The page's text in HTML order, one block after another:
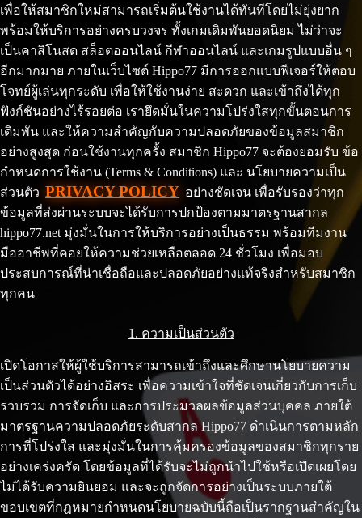
เพื่อให้สมาชิกใหม่สามารถเริ่มต้นใช้งานได้ทันทีโดยไม่ยุ่งยาก
พร้อมให้บริการอย่างครบวงจร ทั้งเกมเดิมพันยอดนิยม ไม่ว่าจะ
เป็นคาสิโนสด สล็อตออนไลน์ กีฬาออนไลน์ และเกมรูปแบบอื่น ๆ
อีกมากมาย ภายในเว็บไซต์ Hippo77 มีการออกแบบฟีเจอร์ให้ตอบ
โจทย์ผู้เล่นทุกระดับ เพื่อให้ใช้งานง่าย สะดวก และเข้าถึงได้ทุก
ฟังก์ชันอย่างไร้รอยต่อ เรายึดมั่นในความโปร่งใสทุกขั้นตอนการ
เดิมพัน และให้ความสำคัญกับความปลอดภัยของข้อมูลสมาชิก
อย่างสูงสุด ก่อนใช้งานทุกครั้ง สมาชิก Hippo77 จะต้องยอมรับ ข้อ
กำหนดการใช้งาน (Terms & Conditions) และ นโยบายความเป็น
ส่วนตัว PRIVACY POLICY อย่างชัดเจน เพื่อรับรองว่าทุก
ข้อมูลที่ส่งผ่านระบบจะได้รับการปกป้องตามมาตรฐานสากล
hippo77.net มุ่งมั่นในการให้บริการอย่างเป็นธรรม พร้อมทีมงาน
มืออาชีพที่คอยให้ความช่วยเหลือตลอด 24 ชั่วโมง เพื่อมอบ
ประสบการณ์ที่น่าเชื่อถือและปลอดภัยอย่างแท้จริงสำหรับสมาชิก
ทุกคน
1. ความเป็นส่วนตัว
เปิดโอกาสให้ผู้ใช้บริการสามารถเข้าถึงและศึกษานโยบายความ
เป็นส่วนตัวได้อย่างอิสระ เพื่อความเข้าใจที่ชัดเจนเกี่ยวกับการเก็บ
รวบรวม การจัดเก็บ และการประมวลผลข้อมูลส่วนบุคคล ภายใต้
มาตรฐานความปลอดภัยระดับสากล Hippo77 ดำเนินการตามหลัก
การที่โปร่งใส และมุ่งมั่นในการคุ้มครองข้อมูลของสมาชิกทุกราย
อย่างเคร่งครัด โดยข้อมูลที่ได้รับจะไม่ถูกนำไปใช้หรือเปิดเผยโดย
ไม่ได้รับความยินยอม และจะถูกจัดการอย่างเป็นระบบภายใต้
ขอบเขตที่กฎหมายกำหนดนโยบายฉบับนี้ถือเป็นรากฐานสำคัญใน